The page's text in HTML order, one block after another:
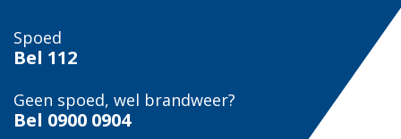
Spoed
Bel 112
Geen spoed, wel brandweer?
Bel 0900 0904